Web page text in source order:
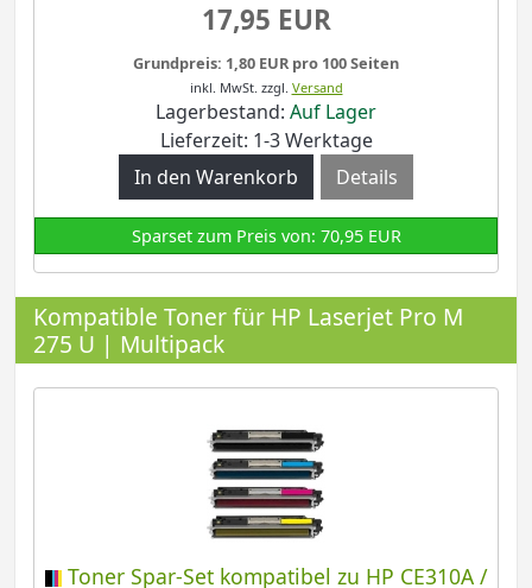
17,95 EUR
Grundpreis: 1,80 EUR pro 100 Seiten
inkl. MwSt. zzgl. Versand
Lagerbestand: Auf Lager
Lieferzeit: 1-3 Werktage
Details
Sparset zum Preis von: 70,95 EUR
Kompatible Toner für HP Laserjet Pro M
275 U | Multipack
Toner Spar-Set kompatibel zu HP CE310A /